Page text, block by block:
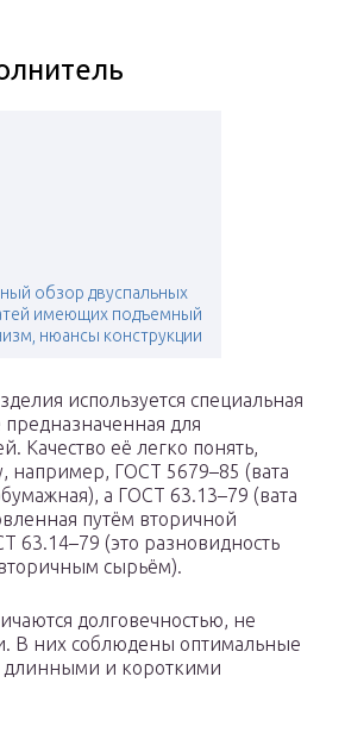
обзор двуспальных
имеющих подъемный
нюансы конструкции
используется специальная
предназначенная для
Качество её легко понять,
например, ГОСТ 5679–85 (вата
а ГОСТ 63.13–79 (вата
путём вторичной
63.14–79 (это разновидность
сырьём).
долговечностью, не
В них соблюдены оптимальные
и короткими